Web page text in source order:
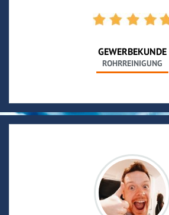
GEWERBEKUNDE
ROHRREINIGUNG